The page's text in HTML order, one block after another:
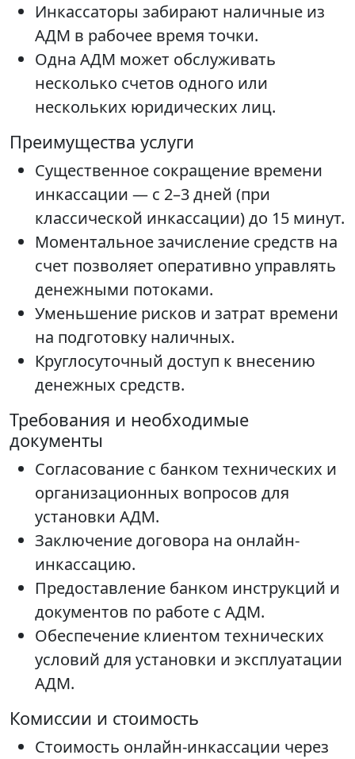
Инкассаторы забирают наличные из
АДМ в рабочее время точки.
Одна АДМ может обслуживать
несколько счетов одного или
нескольких юридических лиц.
Преимущества услуги
Существенное сокращение времени
инкассации — с 2–3 дней (при
классической инкассации) до 15 минут.
Моментальное зачисление средств на
счет позволяет оперативно управлять
денежными потоками.
Уменьшение рисков и затрат времени
на подготовку наличных.
Круглосуточный доступ к внесению
денежных средств.
Требования и необходимые
документы
Согласование с банком технических и
организационных вопросов для
установки АДМ.
Заключение договора на онлайн-
инкассацию.
Предоставление банком инструкций и
документов по работе с АДМ.
Обеспечение клиентом технических
условий для установки и эксплуатации
АДМ.
Комиссии и стоимость
Стоимость онлайн-инкассации через